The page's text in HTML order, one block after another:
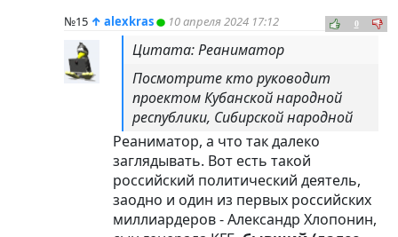
№15 ↑ alexkras 10 апреля 2024 17:12 0
Цитата: Реаниматор
Посмотрите кто руководит
проектом Кубанской народной
республики, Сибирской народной
Реаниматор, а что так далеко
заглядывать. Вот есть такой
российский политический деятель,
заодно и один из первых российских
миллиардеров - Александр Хлопонин,